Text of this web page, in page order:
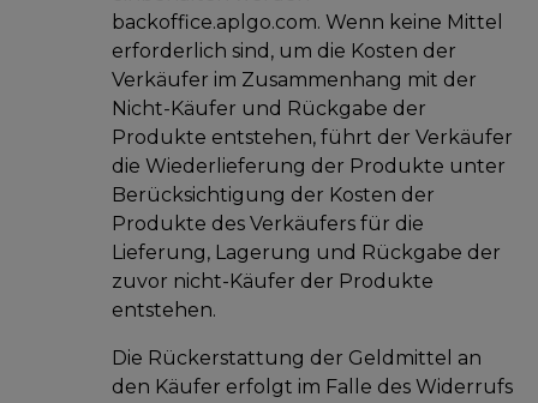
backoffice.aplgo.com. Wenn keine Mittel
erforderlich sind, um die Kosten der
Verkäufer im Zusammenhang mit der
Nicht-Käufer und Rückgabe der
Produkte entstehen, führt der Verkäufer
die Wiederlieferung der Produkte unter
Berücksichtigung der Kosten der
Produkte des Verkäufers für die
Lieferung, Lagerung und Rückgabe der
zuvor nicht-Käufer der Produkte
entstehen.
Die Rückerstattung der Geldmittel an
den Käufer erfolgt im Falle des Widerrufs